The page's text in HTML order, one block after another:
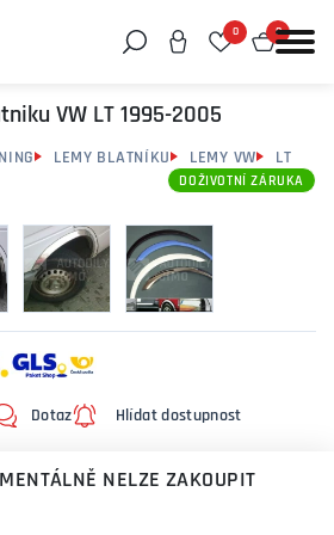
0 0
VW LT 1995-2005
LEMY BLATNÍKU LEMY VW LT
DOŽIVOTNÍ ZÁRUKA
Dotaz Hlídat dostupnost
NELZE ZAKOUPIT
vám pomoci něco najít?